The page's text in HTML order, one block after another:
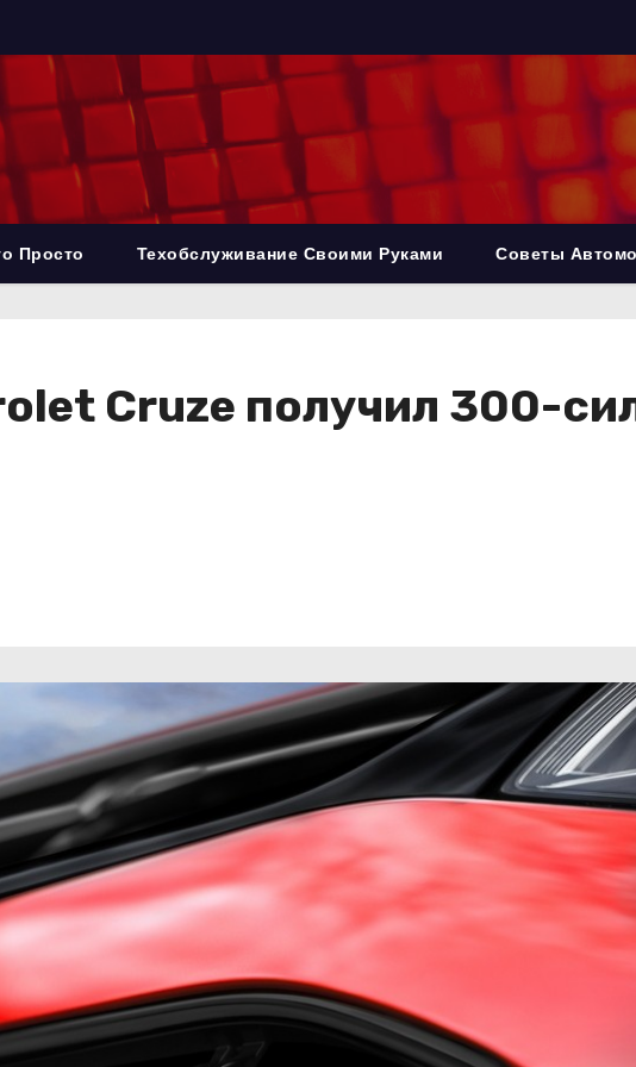
Просто Техобслуживание Своими Руками Советы
Cruze получил 300-